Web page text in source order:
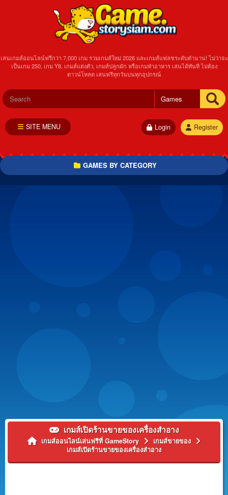
เล่นเกมส์ออนไลน์ฟรีกว่า 7,000 เกม รวมเกมส์ใหม่ 2026 และเกมส์แฟลชระดับตำนาน! ไม่ว่าจะ
เป็นเกม 250, เกม Y8, เกมส์แต่งตัว, เกมส์ปลูกผัก หรือเกมทำอาหาร เล่นได้ทันที ไม่ต้อง
ดาวน์โหลด เล่นฟรีทุกวันบนทุกอุปกรณ์
Register
Login
SITE MENU
GAMES BY CATEGORY
เกมส์เปิดร้านขายของเครื่องสำอาง
เกมส์ออนไลน์เล่นฟรีที่ GameStory
เกมส์ขายของ
เกมส์เปิดร้านขายของเครื่องสำอาง